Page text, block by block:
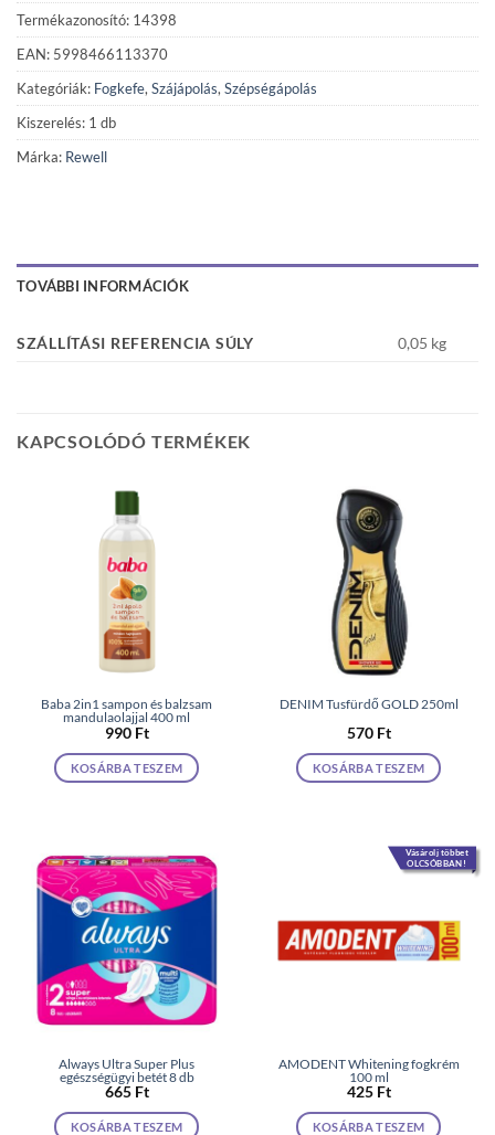
Termékazonosító: 14398
EAN: 5998466113370
Kategóriák: Fogkefe, Szájápolás, Szépségápolás
Kiszerelés: 1 db
Márka: Rewell
TOVÁBBI INFORMÁCIÓK
SZÁLLÍTÁSI REFERENCIA SÚLY 0,05 kg
KAPCSOLÓDÓ TERMÉKEK
Baba 2in1 sampon és balzsam
mandulaolajjal 400 ml
990 Ft
KOSÁRBA TESZEM
DENIM Tusfürdő GOLD 250ml
570 Ft
KOSÁRBA TESZEM
Always Ultra Super Plus
egészségügyi betét 8 db
665 Ft
KOSÁRBA TESZEM
Vásárolj többet
OLCSÓBBAN!
AMODENT Whitening fogkrém
100 ml
425 Ft
KOSÁRBA TESZEM